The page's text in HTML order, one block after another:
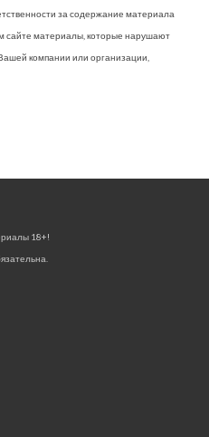
за содержание материала
сайте материалы, которые нарушают
компании или организации,
18+!